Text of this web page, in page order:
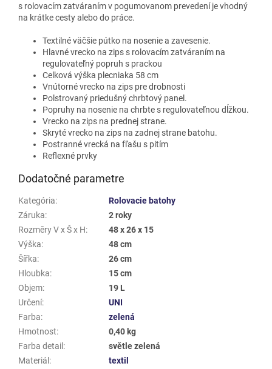
s rolovacím zatváraním v pogumovanom prevedení je vhodný
na krátke cesty alebo do práce.
Textilné väčšie pútko na nosenie a zavesenie.
Hlavné vrecko na zips s rolovacím zatváraním na
regulovateľný popruh s prackou
Celková výška plecniaka 58 cm
Vnútorné vrecko na zips pre drobnosti
Polstrovaný priedušný chrbtový panel.
Popruhy na nosenie na chrbte s regulovateľnou dĺžkou.
Vrecko na zips na prednej strane.
Skryté vrecko na zips na zadnej strane batohu.
Postranné vrecká na fľašu s pitím
Reflexné prvky
Dodatočné parametre
Kategória:
Rolovacie batohy
Záruka:
2 roky
Rozměry V x Š x H:
48 x 26 x 15
Výška:
48 cm
Šířka:
26 cm
Hloubka:
15 cm
Objem:
19 L
Určení:
UNI
Farba:
zelená
Hmotnost:
0,40 kg
Farba detail :
světle zelená
Materiál :
textil